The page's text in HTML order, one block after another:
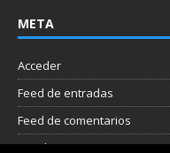
META
Acceder
Feed de entradas
Feed de comentarios
WordPress.org